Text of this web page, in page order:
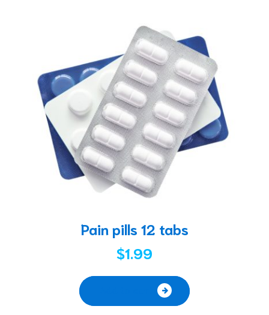
Pain pills 12 tabs
$1.99